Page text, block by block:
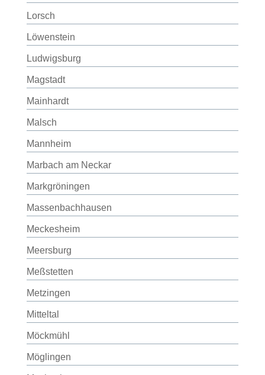
Lorsch
Löwenstein
Ludwigsburg
Magstadt
Mainhardt
Malsch
Mannheim
Marbach am Neckar
Markgröningen
Massenbachhausen
Meckesheim
Meersburg
Meßstetten
Metzingen
Mitteltal
Möckmühl
Möglingen